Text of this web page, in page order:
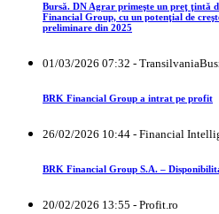
Bursă. DN Agrar primeşte un preţ ţintă
Financial Group, cu un potenţial de
preliminare din 2025
01/03/2026 07:32 -
BRK Financial Group a intrat pe profit
26/02/2026 10:44 - Financial
BRK Financial Group S.A. –
20/02/2026 13:55 - Profit.ro